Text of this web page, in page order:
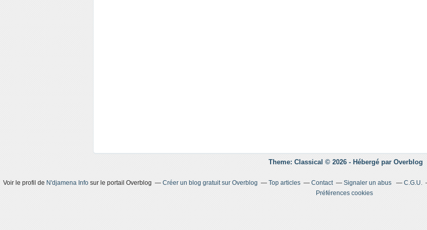
Theme: Classical © 2026 - Hébergé par Overblog
Voir le profil de N'djamena Info sur le portail Overblog Créer un blog gratuit sur Overblog Top articles Contact Signaler un abus C.G.U.
Préférences cookies